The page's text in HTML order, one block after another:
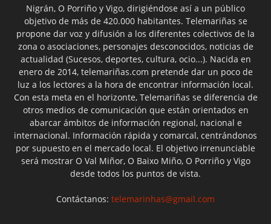
Nigrán, O Porriño y Vigo, dirigiéndose así a un público
objetivo de más de 420.000 habitantes. Telemariñas se
propone dar voz y difusión a los diferentes colectivos de la
zona o asociaciones, personajes desconocidos, noticias de
actualidad (Sucesos, deportes, cultura, ocio...). Nacida en
enero de 2014, telemariñas.com pretende dar un poco de
luz a los lectores a la hora de encontrar información local.
Con esta meta en el horizonte, Telemariñas se diferencia de
otros medios de comunicación que están orientados en
abarcar ámbitos de información regional, nacional e
internacional. Información rápida y comarcal, centrándonos
por supuesto en el mercado local. El objetivo irrenunciable
será mostrar O Val Miñor, O Baixo Miño, O Porriño y Vigo
desde todos los puntos de vista.
Contáctanos: telemarinhas@gmail.com